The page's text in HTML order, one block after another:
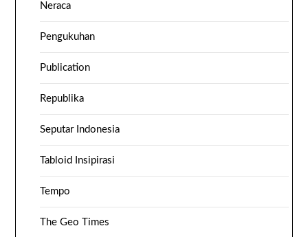
Neraca
Pengukuhan
Publication
Republika
Seputar Indonesia
Tabloid Insipirasi
Tempo
The Geo Times